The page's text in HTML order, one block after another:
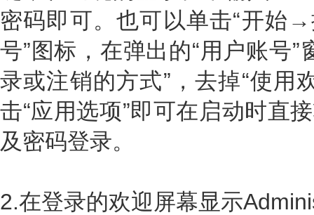
密码即可。也可以单击“开始
号”图标，在弹出的“用户账号
录或注销的方式”，去掉“使用
击“应用选项”即可在启动时直
及密码登录。
2.在登录的欢迎屏幕显示